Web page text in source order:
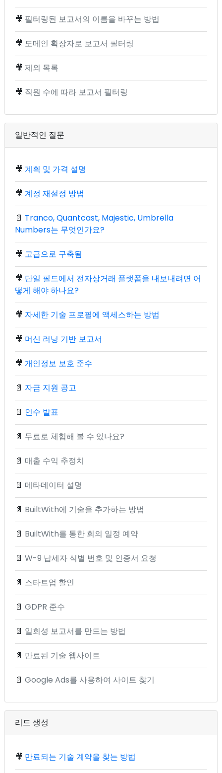
🎥 필터링된 보고서의 이름을 바꾸는 방법
🎥 도메인 확장자로 보고서 필터링
🎥 제외 목록
🎥 직원 수에 따라 보고서 필터링
일반적인 질문
🎥 계획 및 가격 설명
🎥 계정 재설정 방법
📄 Tranco, Quantcast, Majestic, Umbrella
Numbers는 무엇인가요?
🎥 고급으로 구축됨
🎥 단일 필드에서 전자상거래 플랫폼을 내보내려면 어
떻게 해야 하나요?
🎥 자세한 기술 프로필에 액세스하는 방법
🎥 머신 러닝 기반 보고서
🎥 개인정보 보호 준수
📄 자금 지원 공고
📄 인수 발표
📄 무료로 체험해 볼 수 있나요?
📄 매출 수익 추정치
📄 메타데이터 설명
📄 BuiltWith에 기술을 추가하는 방법
📄 BuiltWith를 통한 회의 일정 예약
📄 W-9 납세자 식별 번호 및 인증서 요청
📄 스타트업 할인
📄 GDPR 준수
📄 일회성 보고서를 만드는 방법
📄 만료된 기술 웹사이트
📄 Google Ads를 사용하여 사이트 찾기
리드 생성
🎥 만료되는 기술 계약을 찾는 방법